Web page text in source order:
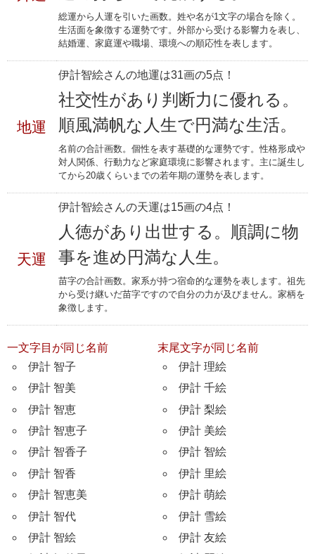
総運から人運を引いた画数。姓や名が1文字の場合を除く。
生活面を象徴する運勢です。外部から受ける影響力を表し、
結婚運、家庭運や職場、環境への順応性を表します。
地運
伊計智絵さんの地運は31画の5点！
社交性があり判断力に優れる。
順風満帆な人生で円満な生活。
名前の合計画数。個性を表す基礎的な運勢です。性格形成や
対人関係、行動力など家庭環境に影響されます。主に誕生し
てから20歳くらいまでの若年期の運勢を表します。
天運
伊計智絵さんの天運は15画の4点！
人徳があり出世する。順調に物
事を進め円満な人生。
苗字の合計画数。家系が持つ宿命的な運勢を表します。祖先
から受け継いだ苗字ですので自分の力が及びません。家柄を
象徴します。
一文字目が同じ名前
伊計 智子
伊計 智美
伊計 智恵
伊計 智恵子
伊計 智香子
伊計 智香
伊計 智恵美
伊計 智代
伊計 智絵
末尾文字が同じ名前
伊計 理絵
伊計 千絵
伊計 梨絵
伊計 美絵
伊計 智絵
伊計 里絵
伊計 萌絵
伊計 雪絵
伊計 友絵